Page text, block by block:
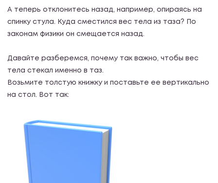
А теперь отклонитесь назад, например, опираясь на
спинку стула. Куда сместился вес тела из таза? По
законам физики он смещается назад.
Давайте разберемся, почему так важно, чтобы вес
тела стекал именно в таз.
Возьмите толстую книжку и поставьте ее вертикально
на стол. Вот так: